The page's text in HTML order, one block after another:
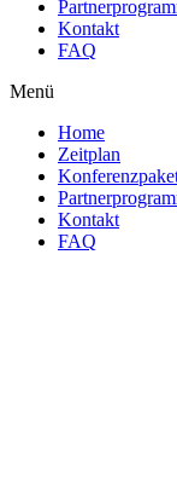
Kontakt
FAQ
Menü
Home
Zeitplan
Kontakt
FAQ